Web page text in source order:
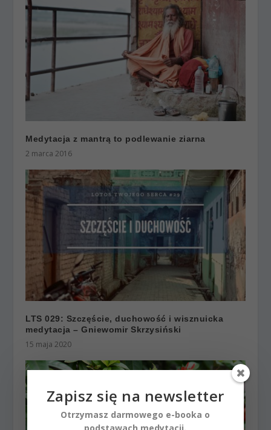
Medytacja z mantrą to podlewanie ziarna
2 marca 2016
LTS 029: Szczęście, duchowość i wisznuicka
medytacja – Gniewomir Skrzysiński
15 maja 2020
Zapisz się na newsletter
Otrzymasz darmowego e-booka o
podstawach medytacji.